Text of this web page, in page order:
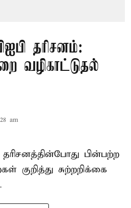
தரிசனம்:
வழிகாட்டுதல்
am
பின்பற்ற
குறித்து சுற்றறிக்கை